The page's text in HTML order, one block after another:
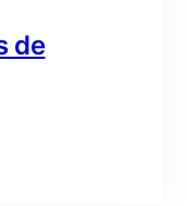
de